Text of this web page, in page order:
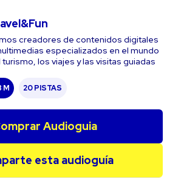
creadores de contenidos digitales
especializados en el mundo
turismo, los viajes y las visitas guiadas
M 20 PISTAS
Audioguia
esta audioguía